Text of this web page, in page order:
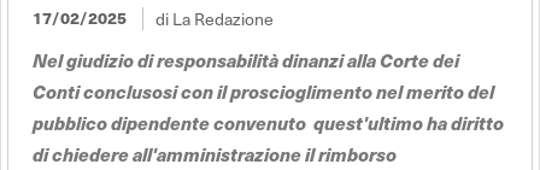
17/02/2025 di La Redazione
Nel giudizio di responsabilità dinanzi alla Corte dei
Conti conclusosi con il proscioglimento nel merito del
pubblico dipendente convenuto quest'ultimo ha diritto
di chiedere all'amministrazione il rimborso